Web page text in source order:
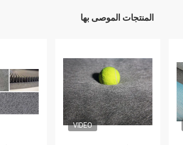
المنتجات الموصى بها
VIDEO